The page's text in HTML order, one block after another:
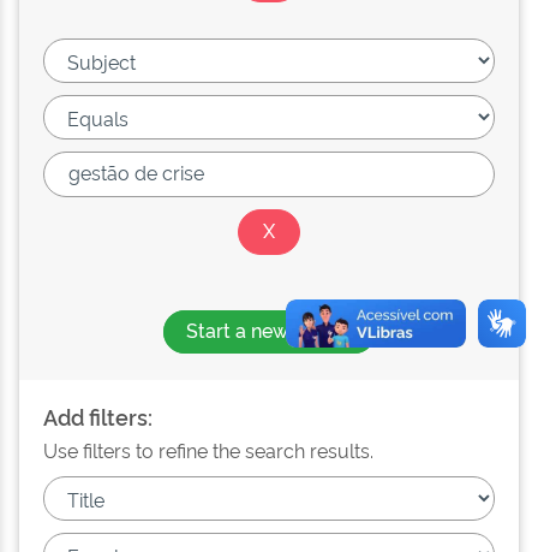
Start a new search
Add filters:
Use filters to refine the search results.